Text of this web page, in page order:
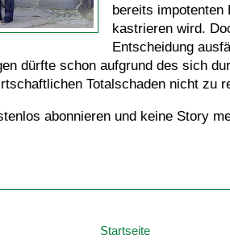
bereits impotenten
kastrieren wird.
Entscheidung
dürfte schon aufgrund des sich
Totalschaden nicht zu
abonnieren und keine Story
Startseite